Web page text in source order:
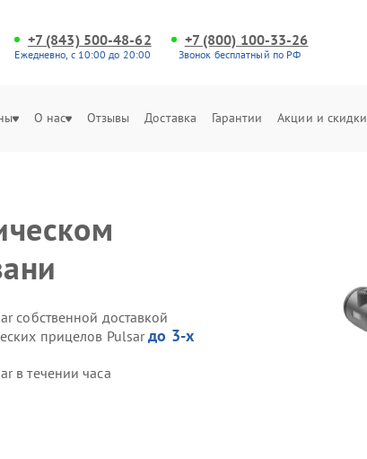
+7 (843) 500-48-62
Ежедневно, с 10:00 до 20:00
+7 (800) 100-33-26
Звонок бесплатный по РФ
О нас Отзывы Доставка Гарантии Акции и скидки
собственной доставкой
прицелов Pulsarдо 3-х
в течении часа